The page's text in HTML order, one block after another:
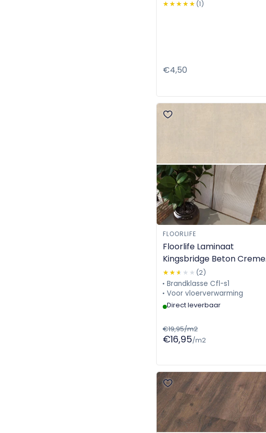
★★★★★
★★★★★(1)
Normale
€4,50
FLOORLIFE
Floorlife Laminaat
Kingsbridge Beton Creme
5057910319
★★★★★
★★★★★ (2)
Brandklasse Cfl-s1
Voor vloerverwarming
Direct leverbaar
€19,95/m2
€16,95/m2